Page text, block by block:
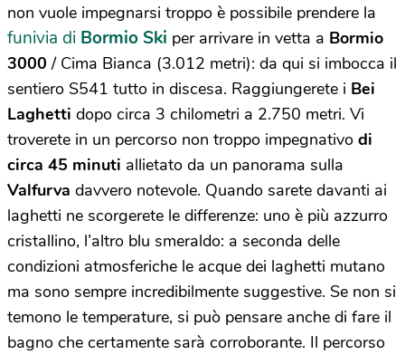
non vuole impegnarsi troppo è possibile prendere la
funivia di Bormio Ski per arrivare in vetta a Bormio
3000 / Cima Bianca (3.012 metri): da qui si imbocca il
sentiero S541 tutto in discesa. Raggiungerete i Bei
Laghetti dopo circa 3 chilometri a 2.750 metri. Vi
troverete in un percorso non troppo impegnativo di
circa 45 minuti allietato da un panorama sulla
Valfurva davvero notevole. Quando sarete davanti ai
laghetti ne scorgerete le differenze: uno è più azzurro
cristallino, l’altro blu smeraldo: a seconda delle
condizioni atmosferiche le acque dei laghetti mutano
ma sono sempre incredibilmente suggestive. Se non si
temono le temperature, si può pensare anche di fare il
bagno che certamente sarà corroborante. Il percorso